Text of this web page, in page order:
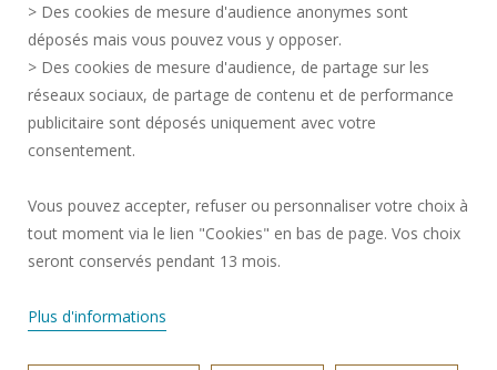
ESPACE PRESSE
SERVICES PUBLICS +
CONTACTS
Rejoignez-nous!
> Des cookies de mesure d'audience anonymes sont
déposés mais vous pouvez vous y opposer.
> Des cookies de mesure d'audience, de partage sur les
réseaux sociaux, de partage de contenu et de performance
publicitaire sont déposés uniquement avec votre
consentement.
Vous pouvez accepter, refuser ou personnaliser votre choix à
tout moment via le lien "Cookies" en bas de page. Vos choix
seront conservés pendant 13 mois.
Plus d'informations